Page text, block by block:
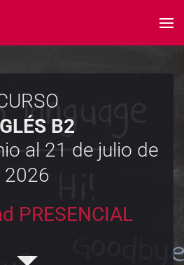
B2
al 21 de julio de
2026
PRESENCIAL